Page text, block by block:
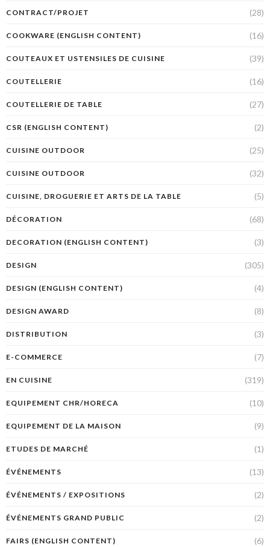
CONTRACT/PROJET (28)
COOKWARE (ENGLISH CONTENT) (16)
COUTEAUX ET USTENSILES DE CUISINE (39)
COUTELLERIE (16)
COUTELLERIE DE TABLE (27)
CSR (ENGLISH CONTENT) (2)
CUISINE OUTDOOR (25)
CUISINE OUTDOOR (32)
CUISINE, DROGUERIE ET ARTS DE LA TABLE (5)
DÉCORATION (68)
DECORATION (ENGLISH CONTENT) (3)
DESIGN (305)
DESIGN (ENGLISH CONTENT) (4)
DESIGN AWARD (8)
DISTRIBUTION (3)
E-COMMERCE (7)
EN CUISINE (319)
EQUIPEMENT CHR/HORECA (10)
EQUIPEMENT DE LA MAISON (9)
ETUDES DE MARCHÉ (1)
ÉVÉNEMENTS (13)
ÉVÉNEMENTS / EXPOSITIONS (2)
ÉVÉNEMENTS GRAND PUBLIC (2)
FAIRS (ENGLISH CONTENT) (6)